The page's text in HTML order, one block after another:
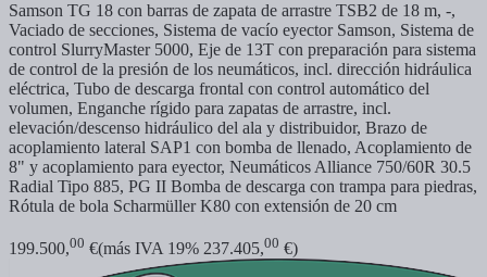
Samson TG 18 con barras de zapata de arrastre TSB2 de 18 m, -,
Vaciado de secciones, Sistema de vacío eyector Samson, Sistema de
control SlurryMaster 5000, Eje de 13T con preparación para sistema
de control de la presión de los neumáticos, incl. dirección hidráulica
eléctrica, Tubo de descarga frontal con control automático del
volumen, Enganche rígido para zapatas de arrastre, incl.
elevación/descenso hidráulico del ala y distribuidor, Brazo de
acoplamiento lateral SAP1 con bomba de llenado, Acoplamiento de
8" y acoplamiento para eyector, Neumáticos Alliance 750/60R 30.5
Radial Tipo 885, PG II Bomba de descarga con trampa para piedras,
Rótula de bola Scharmüller K80 con extensión de 20 cm
199.500,00 €(más IVA 19% 237.405,00 €)